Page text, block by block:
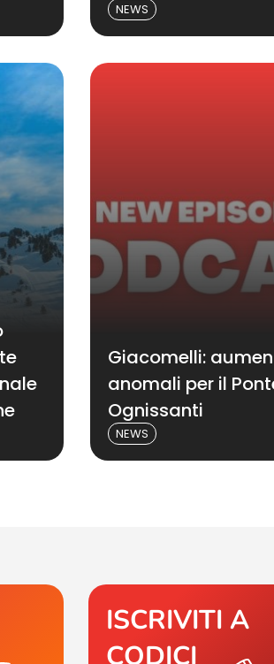
NEWS
Giacomelli:
anomali per il
Ognissanti
NEWS
ISCRIVITI A